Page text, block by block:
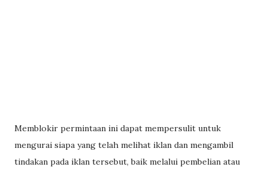
Memblokir permintaan ini dapat mempersulit untuk
mengurai siapa yang telah melihat iklan dan mengambil
tindakan pada iklan tersebut, baik melalui pembelian atau